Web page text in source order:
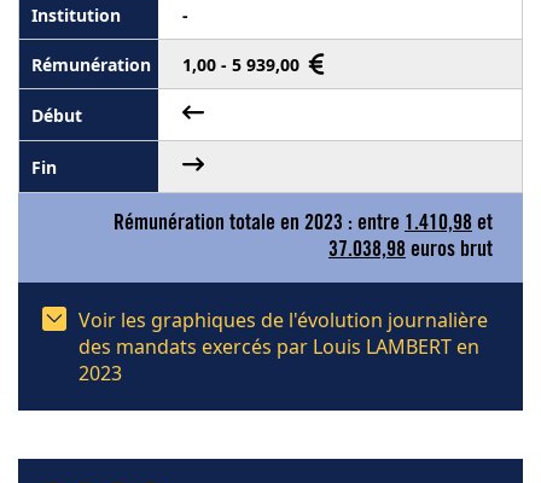
-
1,00 - 5 939,00
Rémunération totale en 2023 : entre 1.410,98 et
37.038,98 euros brut
Voir les graphiques de l'évolution journalière
des mandats exercés par Louis LAMBERT en
2023